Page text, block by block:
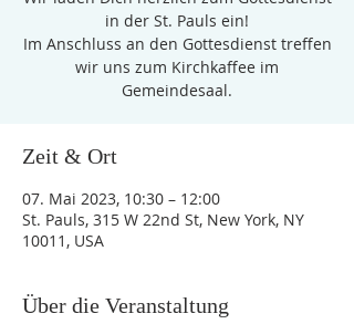
in der St. Pauls ein!
Im Anschluss an den Gottesdienst treffen
wir uns zum Kirchkaffee im
Gemeindesaal.
Zeit & Ort
07. Mai 2023, 10:30 – 12:00
St. Pauls, 315 W 22nd St, New York, NY
10011, USA
Über die Veranstaltung